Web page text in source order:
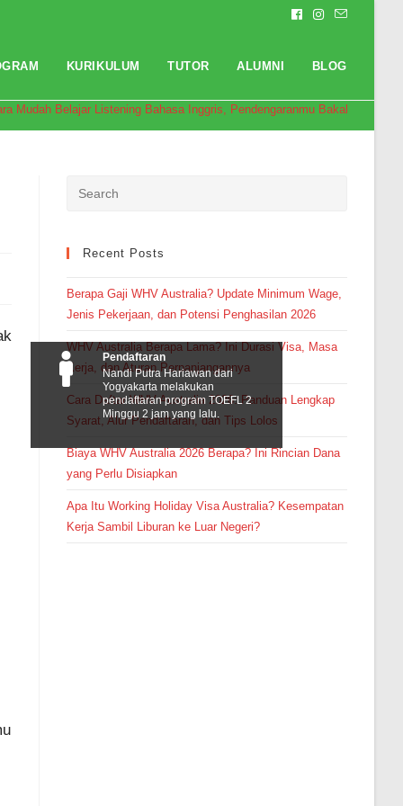
KURIKULUM TUTOR ALUMNI BLOG
Mudah Belajar Listening Bahasa Inggris, Pendengaranmu Bakal Makin
Recent Posts
Berapa Gaji WHV Australia? Update Minimum Wage,
Jenis Pekerjaan, dan Potensi Penghasilan 2026
WHV Australia Berapa Lama? Ini Durasi Visa, Masa
Kerja, dan Aturan Perpanjangannya
Cara Daftar WHV Australia 2026: Panduan Lengkap
Syarat, Alur Pendaftaran, dan Tips Lolos
Biaya WHV Australia 2026 Berapa? Ini Rincian Dana
yang Perlu Disiapkan
Apa Itu Working Holiday Visa Australia? Kesempatan
Kerja Sambil Liburan ke Luar Negeri?
Pendaftaran
Nandi Putra Hariawan dari
Yogyakarta melakukan
pendaftaran program TOEFL 2
Minggu 2 jam yang lalu.